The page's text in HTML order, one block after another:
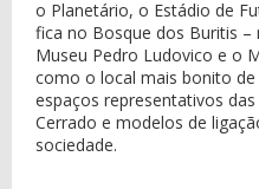
o Planetário, o Estádio de
fica no Bosque dos Buritis
Museu Pedro Ludovico e o
como o local mais bonito
espaços representativos
Cerrado e modelos de
sociedade.